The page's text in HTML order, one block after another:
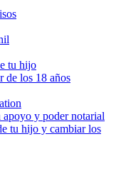
tu hijo
de los 18 años
apoyo y poder notarial
tu hijo y cambiar los